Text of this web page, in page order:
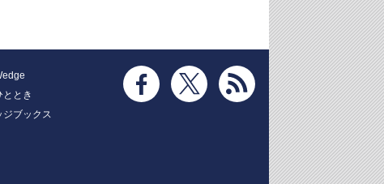
ととき
ジブックス